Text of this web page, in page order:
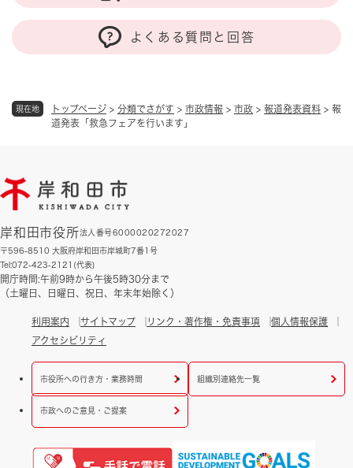
現在地 トップページ > 分類でさがす > 市政情報 > 市政 > 報道発表資料 > 報
道発表「救急フェアを行います」
よくある質問と回答
岸和田市役所法人番号6000020272027
〒596-8510 大阪府岸和田市岸城町7番1号
Tel:072-423-2121(代表)
開庁時間:午前9時から午後5時30分まで
（土曜日、日曜日、祝日、年末年始除く）
利用案内 サイトマップ リンク・著作権・免責事項
個人情報保護
アクセシビリティ
市役所への行き方・業務時間 組織別連絡先一覧
市政へのご意見・ご提案